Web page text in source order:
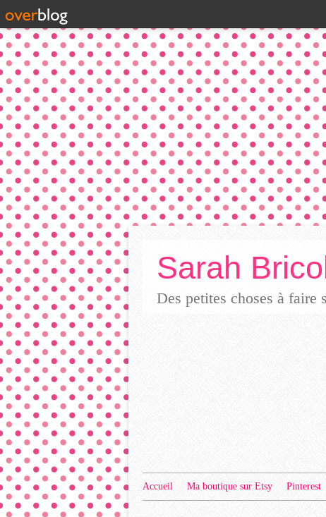
Sarah
Des petites choses à faire
Accueil Ma boutique sur Etsy Pinterest